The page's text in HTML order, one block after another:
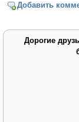
Добавить
Дорогие